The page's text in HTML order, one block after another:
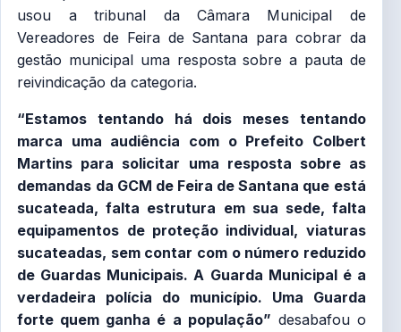
usou a tribunal da Câmara Municipal de
Vereadores de Feira de Santana para cobrar da
gestão municipal uma resposta sobre a pauta de
reivindicação da categoria.
“Estamos tentando há dois meses tentando
marca uma audiência com o Prefeito Colbert
Martins para solicitar uma resposta sobre as
demandas da GCM de Feira de Santana que está
sucateada, falta estrutura em sua sede, falta
equipamentos de proteção individual, viaturas
sucateadas, sem contar com o número reduzido
de Guardas Municipais. A Guarda Municipal é a
verdadeira polícia do município. Uma Guarda
forte quem ganha é a população” desabafou o